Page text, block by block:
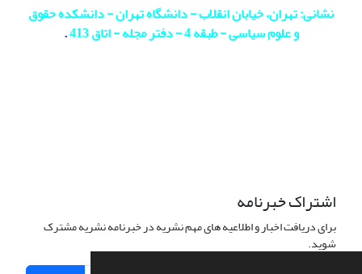
نشانی: تهران، خیابان انقلاب - دانشگاه تهران - دانشکده حقوق
و علوم سیاسی - طبقه 4 - دفتر مجله - اتاق 413
.
اشتراک خبرنامه
برای دریافت اخبار و اطلاعیه های مهم نشریه در خبرنامه نشریه مشترک
شوید.